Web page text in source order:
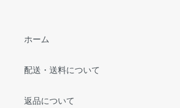
ホーム
配送・送料について
返品について